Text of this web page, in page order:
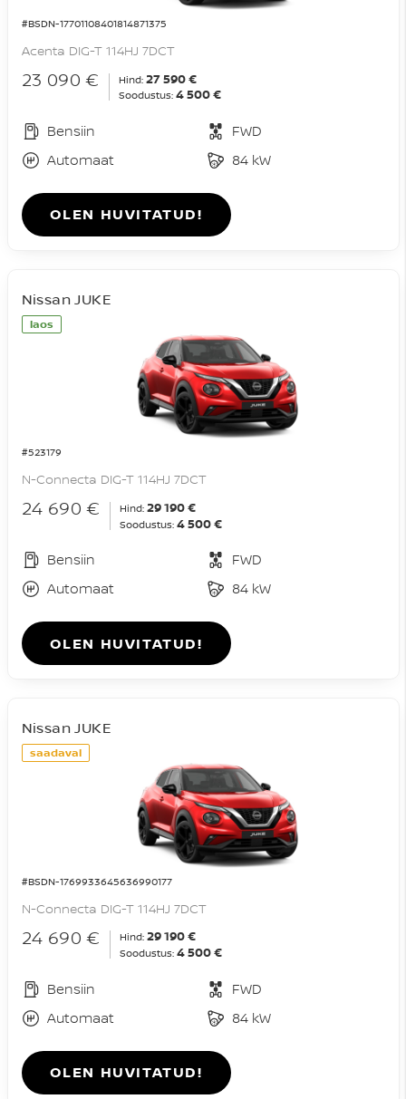
#BSDN-17701108401814871375
Acenta DIG-T 114HJ 7DCT
23 090 € Hind: 27 590 €
Soodustus: 4 500 €
Bensiin
FWD
Automaat
84 kW
OLEN HUVITATUD!
laos
#523179
Nissan JUKE
N-Connecta DIG-T 114HJ 7DCT
24 690 € Hind: 29 190 €
Soodustus: 4 500 €
Bensiin
FWD
Automaat
84 kW
OLEN HUVITATUD!
saadaval
#BSDN-1769933645636990177
Nissan JUKE
N-Connecta DIG-T 114HJ 7DCT
24 690 € Hind: 29 190 €
Soodustus: 4 500 €
Bensiin
FWD
Automaat
84 kW
OLEN HUVITATUD!